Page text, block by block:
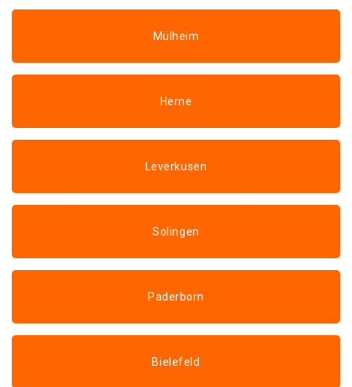
Mülheim
Herne
Leverkusen
Solingen
Paderborn
Bielefeld